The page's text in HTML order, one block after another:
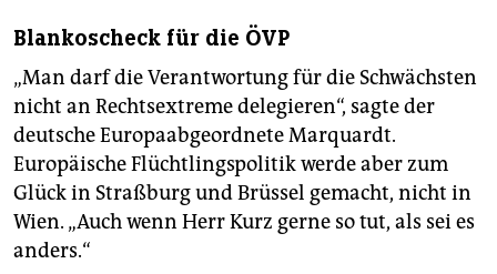
Blankoscheck für die ÖVP
„Man darf die Verantwortung für die Schwächsten
nicht an Rechtsextreme delegieren“, sagte der
deutsche Europaabgeordnete Marquardt.
Europäische Flüchtlingspolitik werde aber zum
Glück in Straßburg und Brüssel gemacht, nicht in
Wien. „Auch wenn Herr Kurz gerne so tut, als sei es
anders.“